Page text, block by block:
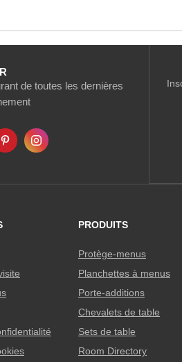
de toutes les dernières
PRODUITS
Protège-menus
Planchettes à menus
Porte-additions
Chevalets de table
Sets de table
Room Directory